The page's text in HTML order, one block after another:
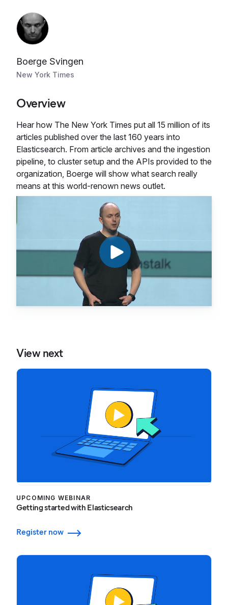
Boerge Svingen
New York Times
Overview
Hear how The New York Times put all 15 million of its
articles published over the last 160 years into
Elasticsearch. From article archives and the ingestion
pipeline, to cluster setup and the APIs provided to the
organization, Boerge will show what search really
means at this world-renown news outlet.
View next
UPCOMING WEBINAR
Getting started with Elasticsearch
Register now